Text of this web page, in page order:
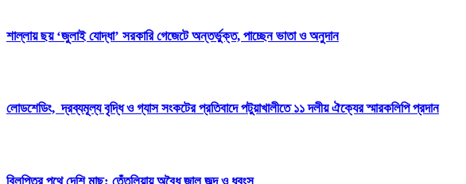
শাল্লায় ছয় ‘জুলাই যোদ্ধা’ সরকারি গেজেটে অন্তর্ভুক্ত, পাচ্ছেন ভাতা ও অনুদান
লোডশেডিং, দ্রব্যমূল্য বৃদ্ধি ও গ্যাস সংকটের প্রতিবাদে পটুয়াখালীতে ১১ দলীয় ঐক্যের স্মারকলিপি প্রদান
বিলপ্তির পথে দেশি মাছ; তেঁতুলিয়ায় অবৈধ জাল জব্দ ও ধ্বংস